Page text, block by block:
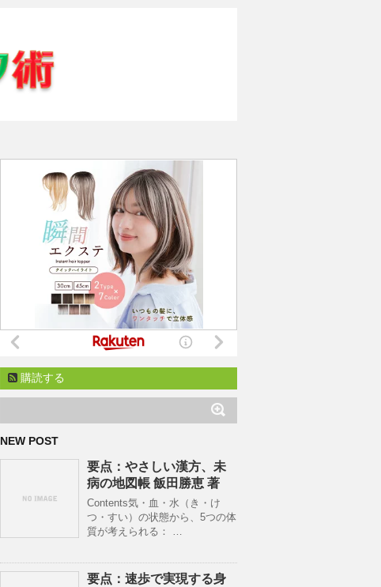
購読する
NEW POST
要点：やさしい漢方、未
病の地図帳 飯田勝恵 著
Contents気・血・水（き・け
つ・すい）の状態から、5つの体
質が考えられる： …
要点：速歩で実現する身